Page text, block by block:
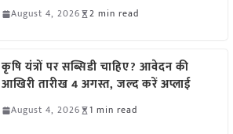
August 4, 2026 2 min read
कृषि यंत्रों पर सब्सिडी चाहिए? आवेदन की
आखिरी तारीख 4 अगस्त, जल्द करें अप्लाई
August 4, 2026 1 min read